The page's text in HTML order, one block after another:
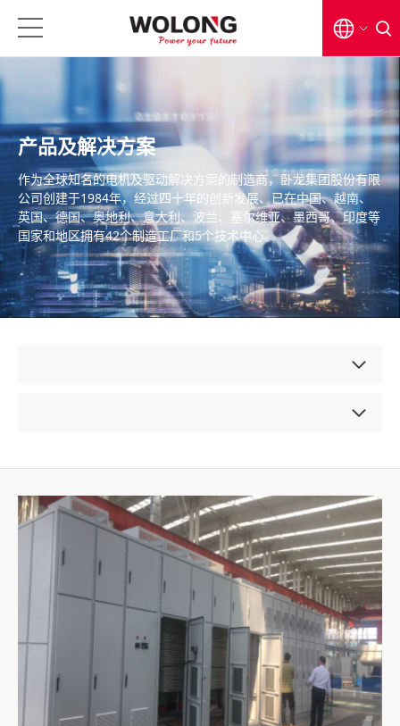
EN
CN
日本語
产品及解决方案
作为全球知名的电机及驱动解决方案的制造商，卧龙集团股份有限
公司创建于1984年，经过四十年的创新发展、已在中国、越南、
英国、德国、奥地利、意大利、波兰、塞尔维亚、墨西哥、印度等
国家和地区拥有42个制造工厂和5个技术中心。